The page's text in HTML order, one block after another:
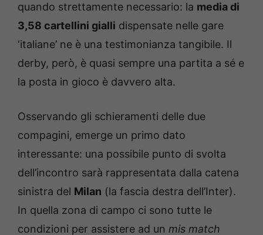
quando strettamente necessario: la media di
3,58 cartellini gialli dispensate nelle gare
‘italiane’ ne è una testimonianza tangibile. Il
derby, però, è quasi sempre una partita a sé e
la posta in gioco è davvero alta.
Osservando gli schieramenti delle due
compagini, emerge un primo dato
interessante: una possibile punto di svolta
dell’incontro sarà rappresentata dalla catena
sinistra del Milan (la fascia destra dell’Inter).
In quella zona di campo ci sono tutte le
condizioni per assistere ad un mis match